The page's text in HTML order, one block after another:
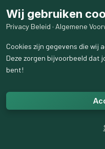
Wij gebruiken
Privacy Beleid · Algemene
Cookies zijn gegevens die wij
Deze zorgen bijvoorbeeld dat
bent!